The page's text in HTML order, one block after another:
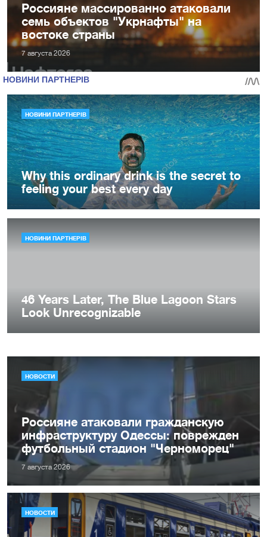
Россияне массированно атаковали
семь объектов "Укрнафты" на
востоке страны
7 августа 2026
НОВОСТИ
Россияне атаковали гражданскую
инфраструктуру Одессы: поврежден
футбольный стадион "Черноморец"
7 августа 2026
НОВОСТИ